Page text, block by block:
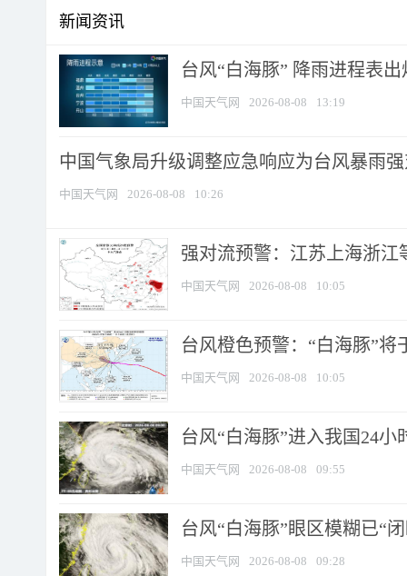
新闻资讯
台风“白海豚” 降雨进程表
中国天气网 2026-08-08 13:19
中国气象局升级调整应急响应为台风暴雨
中国天气网 2026-08-08 10:26
强对流预警：江苏上海浙江
中国天气网 2026-08-08 10:05
台风橙色预警：“白海豚”将
中国天气网 2026-08-08 10:05
台风“白海豚”进入我国24
中国天气网 2026-08-08 09:55
台风“白海豚”眼区模糊已“
中国天气网 2026-08-08 09:28